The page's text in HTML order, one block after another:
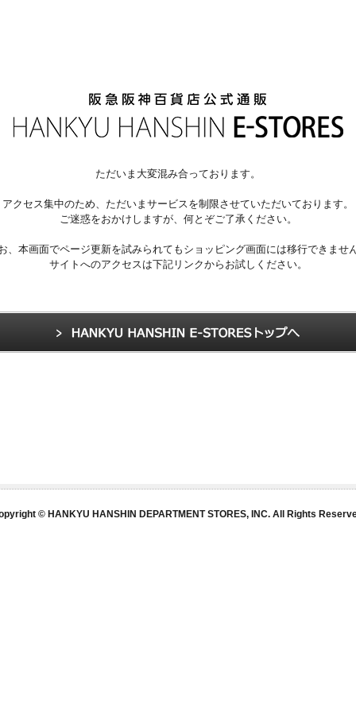
ただいま大変混み合っております。
アクセス集中のため、ただいまサービスを制限させていただいております。
ご迷惑をおかけしますが、何とぞご了承ください。
、本画面でページ更新を試みられてもショッピング画面には移行できませ
サイトへのアクセスは下記リンクからお試しください。
© HANKYU HANSHIN DEPARTMENT STORES, INC. All Rights